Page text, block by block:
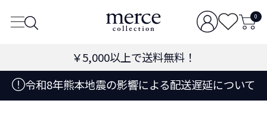
0
￥5,000以上で送料無料！
令和8年熊本地震の影響による配送遅延について